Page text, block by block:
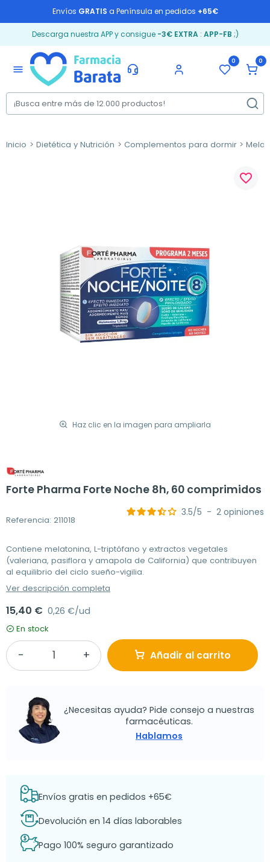
Envíos GRATIS a Península en pedidos +65€
Descarga nuestra APP y consigue -3€ EXTRA: APP-FB ;)
menu
0 0
Inicio Dietética y Nutrición Complementos para dormir
Haz clic en la imagen para ampliarla
favorite_border
Forte Pharma Forte Noche 8h, 60 comprimidos
Referencia: 211018
3.5/5 - 2 opiniones
Contiene melatonina, L-triptófano y extractos vegetales
(valeriana, pasiflora y amapola de California) que contribuyen
al equilibrio del ciclo sueño-vigilia.
Ver descripción completa
15,40 € 0,26 €/ud
En stock
Añadir al carrito
¿Necesitas ayuda? Pide consejo a nuestras
farmacéuticas.
Hablamos
Envíos gratis en pedidos +65€
Devolución en 14 días laborables
Pago 100% seguro garantizado